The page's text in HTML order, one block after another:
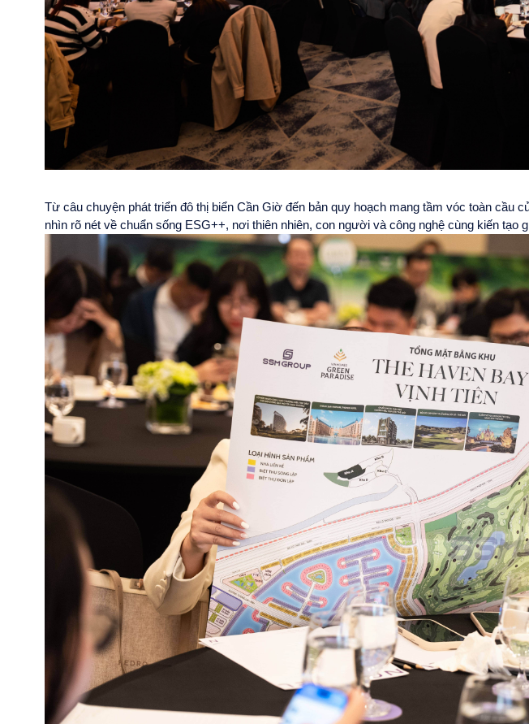
Từ câu chuyện phát triển đô thị biển Cần Giờ đến bản quy hoạch mang tầm vóc toàn cầu
nhìn rõ nét về chuẩn sống ESG++, nơi thiên nhiên, con người và công nghệ cùng kiến tạo